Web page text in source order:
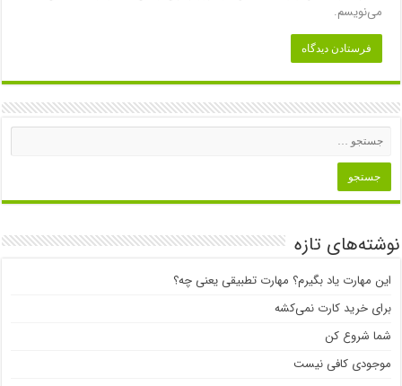
می‌نویسم.
نوشته‌های تازه
این مهارت یاد بگیرم؟ مهارت تطبیقی یعنی چه؟
برای خرید کارت نمی‌‌کشه
شما شروع کن
موجودی کافی نیست